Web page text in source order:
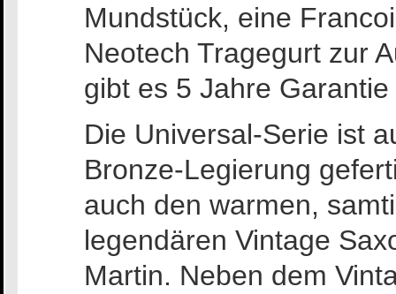
Mundstück, eine
Neotech Tragegurt zur
gibt es 5 Jahre
Die Universal-Serie ist
Bronze-Legierung
auch den warmen,
legendären Vintage
Martin. Neben dem